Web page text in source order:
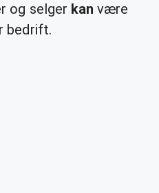
og selger kan være
bedrift.